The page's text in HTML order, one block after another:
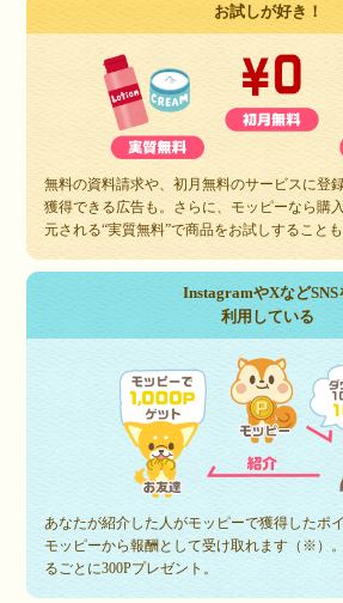
お試しが好き！
無料の資料請求や、初月無料のサービスに登
獲得できる広告も。さらに、モッピーなら購
元される“実質無料”で商品をお試しすることも
InstagramやXなどSNS
利用している
あなたが紹介した人がモッピーで獲得したポ
モッピーから報酬として受け取れます（※）
るごとに300Pプレゼント。